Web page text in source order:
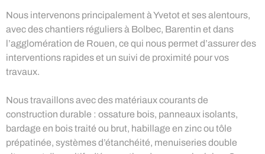
Nous intervenons principalement à Yvetot et ses alentours,
avec des chantiers réguliers à Bolbec, Barentin et dans
l’agglomération de Rouen, ce qui nous permet d’assurer des
interventions rapides et un suivi de proximité pour vos
travaux.
Nous travaillons avec des matériaux courants de
construction durable : ossature bois, panneaux isolants,
bardage en bois traité ou brut, habillage en zinc ou tôle
prépatinée, systèmes d’étanchéité, menuiseries double